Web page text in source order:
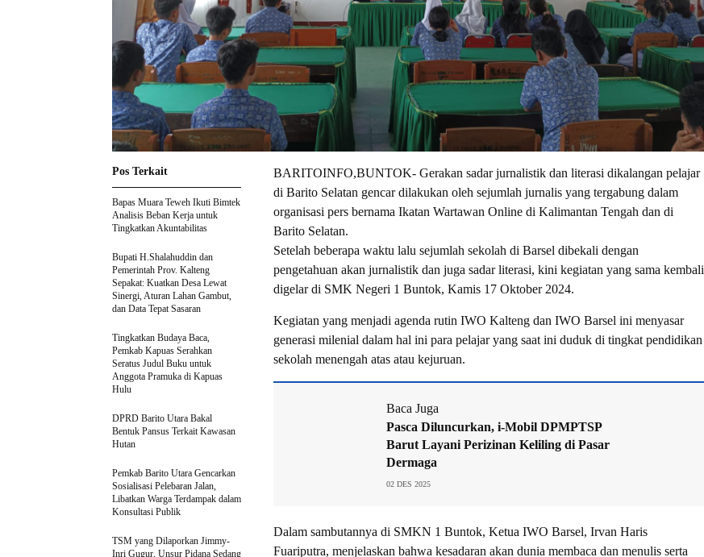
BARITOINFO,BUNTOK- Gerakan sadar jurnalistik dan literasi dikalangan pelajar
di Barito Selatan gencar dilakukan oleh sejumlah jurnalis yang tergabung dalam
organisasi pers bernama Ikatan Wartawan Online di Kalimantan Tengah dan di
Barito Selatan.
Setelah beberapa waktu lalu sejumlah sekolah di Barsel dibekali dengan
pengetahuan akan jurnalistik dan juga sadar literasi, kini kegiatan yang sama kembali
digelar di SMK Negeri 1 Buntok, Kamis 17 Oktober 2024.
Kegiatan yang menjadi agenda rutin IWO Kalteng dan IWO Barsel ini menyasar
generasi milenial dalam hal ini para pelajar yang saat ini duduk di tingkat pendidikan
sekolah menengah atas atau kejuruan.
Baca Juga
Pasca Diluncurkan, i-Mobil DPMPTSP
Barut Layani Perizinan Keliling di Pasar
Dermaga
02 DES 2025
Dalam sambutannya di SMKN 1 Buntok, Ketua IWO Barsel, Irvan Haris
Fuariputra, menjelaskan bahwa kesadaran akan dunia membaca dan menulis serta
Pos Terkait
Bapas Muara Teweh Ikuti Bimtek
Analisis Beban Kerja untuk
Tingkatkan Akuntabilitas
Bupati H.Shalahuddin dan
Pemerintah Prov. Kalteng
Sepakat: Kuatkan Desa Lewat
Sinergi, Aturan Lahan Gambut,
dan Data Tepat Sasaran
Tingkatkan Budaya Baca,
Pemkab Kapuas Serahkan
Seratus Judul Buku untuk
Anggota Pramuka di Kapuas
Hulu
DPRD Barito Utara Bakal
Bentuk Pansus Terkait Kawasan
Hutan
Pemkab Barito Utara Gencarkan
Sosialisasi Pelebaran Jalan,
Libatkan Warga Terdampak dalam
Konsultasi Publik
TSM yang Dilaporkan Jimmy-
Inri Gugur, Unsur Pidana Sedang